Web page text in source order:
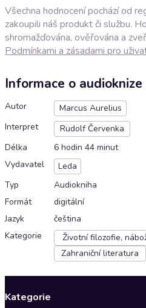
Všechna hodnocení pochází od
zakoupili náš produkt či službu.
shromažďována, ověřována a
Podmínkami a zásadami pro
Informace o audioknize
Autor
Marcus Aurelius
Interpret
Rudolf Červenka
Délka
6 hodin 44 minut
Vydavatel
Leda
Typ
Audiokniha
Formát
digitální
Jazyk
čeština
Kategorie
Životní filozofie,
Zahraniční literatura
Kategorie